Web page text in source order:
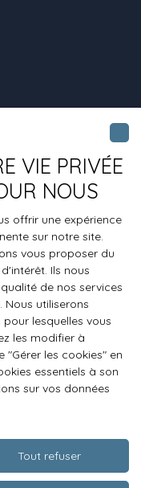
VIE PRIVÉE
NOUS
offrir une expérience
sur notre site.
vous proposer du
Ils nous
de nos services
utiliserons
lesquelles vous
les modifier à
les cookies″ en
essentiels à son
sur vos données
Tout refuser